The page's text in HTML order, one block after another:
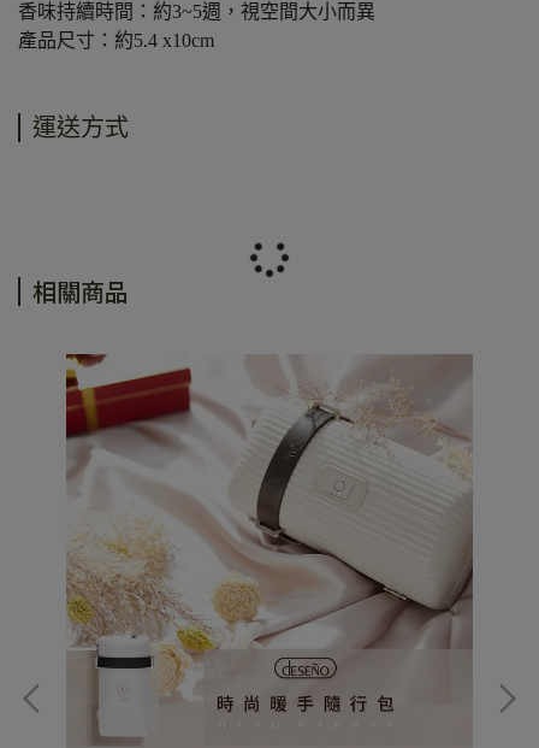
香味持續時間：約3~5週，視空間大小而異
產品尺寸：約5.4 x10cm
運送方式
相關商品